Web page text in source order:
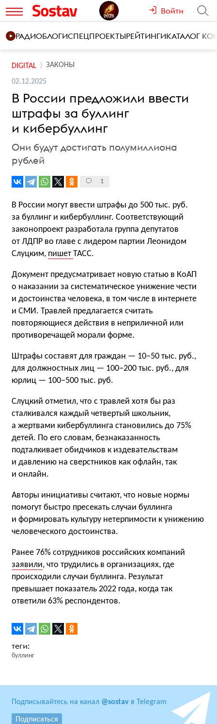
Войти
РАДИОБЛОГИСПЕЦПРОЕКТЫРЕЙТИНГИКАТАЛОГ
DIGITAL ЗАКОНЫ
02.12.2025
В России предложили ввести
штрафы за буллинг
и кибербуллинг
Они будут достигать полумиллиона
рублей
1
В России могут ввести штрафы до 500 тыс. руб.
за буллинг и кибербуллинг. Соответствующий
законопроект разработала группа депутатов
от ЛДПР во главе с лидером партии Леонидом
Слуцким, пишет ТАСС.
Документ предусматривает новую статью в КоАП
о наказании за систематическое унижение чести
и достоинства человека, в том числе в интернете
и СМИ. Травлей предлагается считать
повторяющиеся действия в неприличной или
противоречащей морали форме.
Штрафы составят для граждан — 10−50 тыс. руб.,
для должностных лиц — 100−200 тыс. руб., для
юрлиц — 100−500 тыс. руб.
Слуцкий отметил, что с травлей хотя бы раз
сталкивался каждый четвертый школьник,
а жертвами кибербуллинга становились до 75%
детей. По его словам, безнаказанность
подталкивает обидчиков к издевательствам
и давлению на сверстников как офлайн, так
и онлайн.
Авторы инициативы считают, что новые нормы
помогут быстро пресекать случаи буллинга
и формировать культуру нетерпимости к унижению
человеческого достоинства.
Ранее 76% сотрудников российских компаний
заявили, что трудились в организациях, где
происходили случаи буллинга. Результат
превышает показатель 2022 года, когда так
ответили 63% респондентов.
буллинг
Подписывайтесь на канал @sostav в Telegram
Подписаться